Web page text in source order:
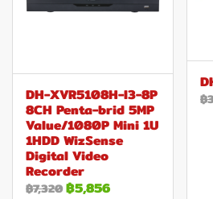
DH-XVR5108H-I3-8P
8CH Penta-brid 5MP
Value/1080P Mini 1U
1HDD WizSense
Digital Video
Recorder
฿7,320฿5,856
฿